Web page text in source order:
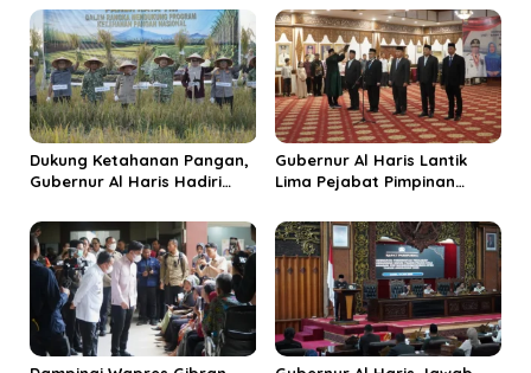
Ekonomi Rakyat
Jadi Destinasi Wisata
Budaya Unggulan
Dukung Ketahanan Pangan,
Gubernur Al Haris Hadiri
Kabupaten Tanjungjabung
Timur
Gubernur Al Haris Lantik
Lima Pejabat Pimpinan
Penguatan Kinerja dan
Integritas